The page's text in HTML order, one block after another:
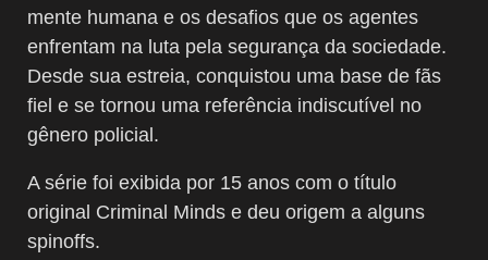
mente humana e os desafios que os agentes
enfrentam na luta pela segurança da sociedade.
Desde sua estreia, conquistou uma base de fãs
fiel e se tornou uma referência indiscutível no
gênero policial.
A série foi exibida por 15 anos com o título
original Criminal Minds e deu origem a alguns
spinoffs.